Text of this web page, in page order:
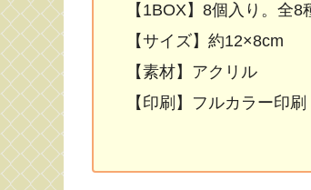
【1BOX】8個入り。全
【サイズ】約12×8cm
【素材】アクリル
【印刷】フルカラー印刷